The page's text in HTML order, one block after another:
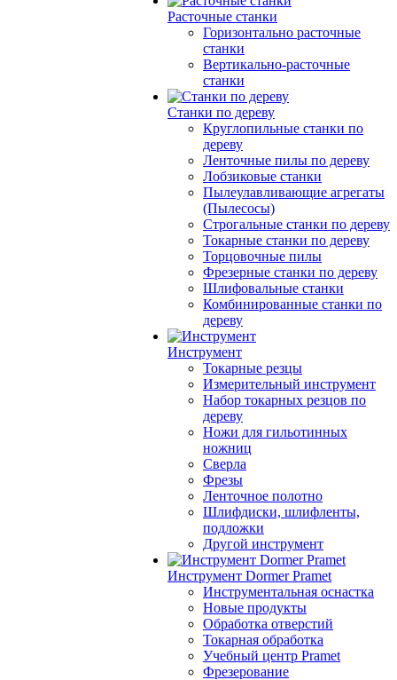
Расточные станки
Горизонтально расточные
станки
Вертикально-расточные
станки
Станки по дереву
Круглопильные станки по
дереву
Ленточные пилы по дереву
Лобзиковые станки
Пылеулавливающие агрегаты
(Пылесосы)
Строгальные станки по дереву
Токарные станки по дереву
Торцовочные пилы
Фрезерные станки по дереву
Шлифовальные станки
Комбинированные станки по
дереву
Инструмент
Токарные резцы
Измерительный инструмент
Набор токарных резцов по
дереву
Ножи для гильотинных
ножниц
Сверла
Фрезы
Ленточное полотно
Шлифдиски, шлифленты,
подложки
Другой инструмент
Инструмент Dormer Pramet
Инструментальная оснастка
Новые продукты
Обработка отверстий
Токарная обработка
Учебный центр Pramet
Фрезерование